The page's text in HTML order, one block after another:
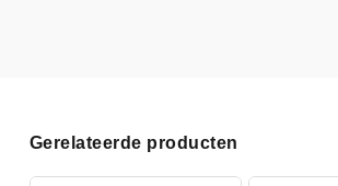
Gerelateerde producten